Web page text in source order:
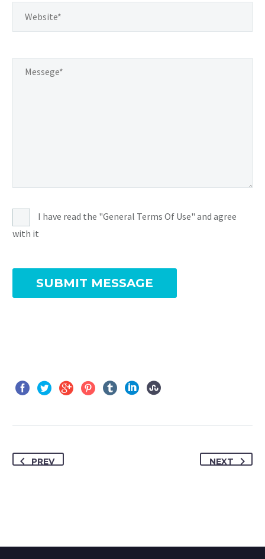
I have read the "General Terms Of Use" and agree
with it
PREV NEXT